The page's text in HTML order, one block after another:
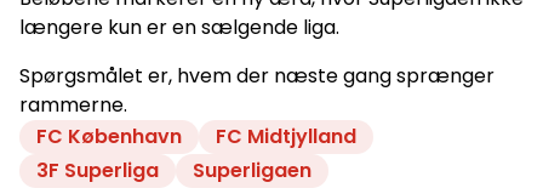
længere kun er en sælgende liga.
Spørgsmålet er, hvem der næste gang sprænger
rammerne.
FC København
FC Midtjylland
3F Superliga
Superligaen